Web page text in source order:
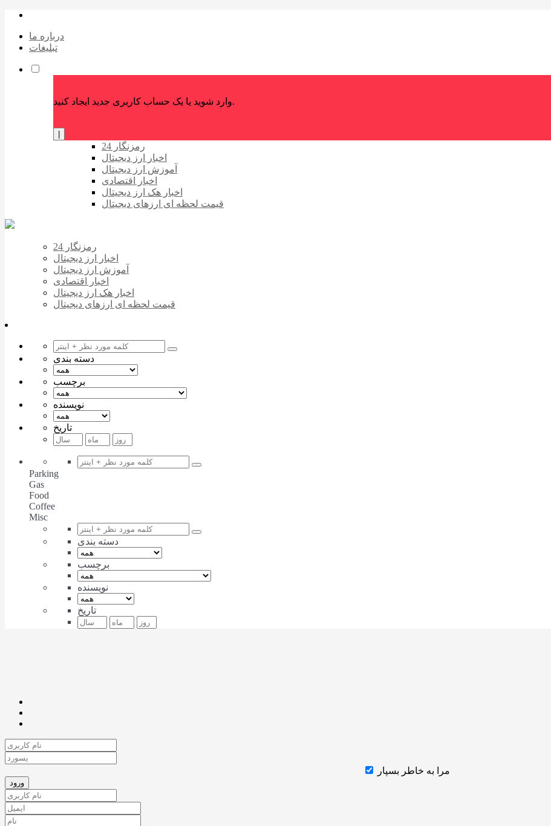
درباره ما
تبلیغات
وارد شوید یا یک حساب کاربری جدید ایجاد کنید.
رمزنگار 24
اخبار ارز دیجیتال
آموزش ارز دیجیتال
اخبار اقتصادی
اخبار هک ارز دیجیتال
قیمت لحظه ای ارزهای دیجیتال
رمزنگار 24
اخبار ارز دیجیتال
آموزش ارز دیجیتال
اخبار اقتصادی
اخبار هک ارز دیجیتال
قیمت لحظه ای ارزهای دیجیتال
دسته بندی
برچسب
نویسنده
تاریخ
Parking
Gas
Food
Coffee
Misc
دسته بندی
برچسب
نویسنده
تاریخ
مرا به خاطر بسپار